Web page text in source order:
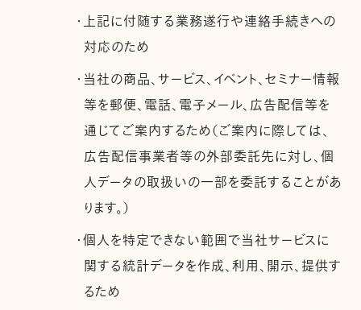
・上記に付随する業務遂行や連絡手続きへの
対応のため
・当社の商品、サービス、イベント、セミナー情報
等を郵便、電話、電子メール、広告配信等を
通じてご案内するため（ご案内に際しては、
広告配信事業者等の外部委託先に対し、個
人データの取扱いの一部を委託することがあ
ります。）
・個人を特定できない範囲で当社サービスに
関する統計データを作成、利用、開示、提供す
るため